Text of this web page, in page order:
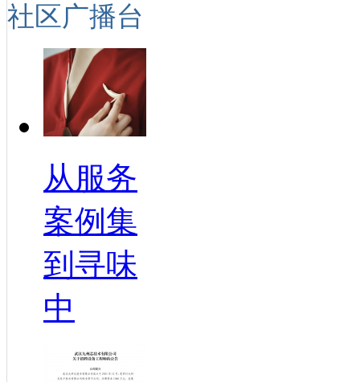
社区广播台
从服务
案例集
到寻味
中